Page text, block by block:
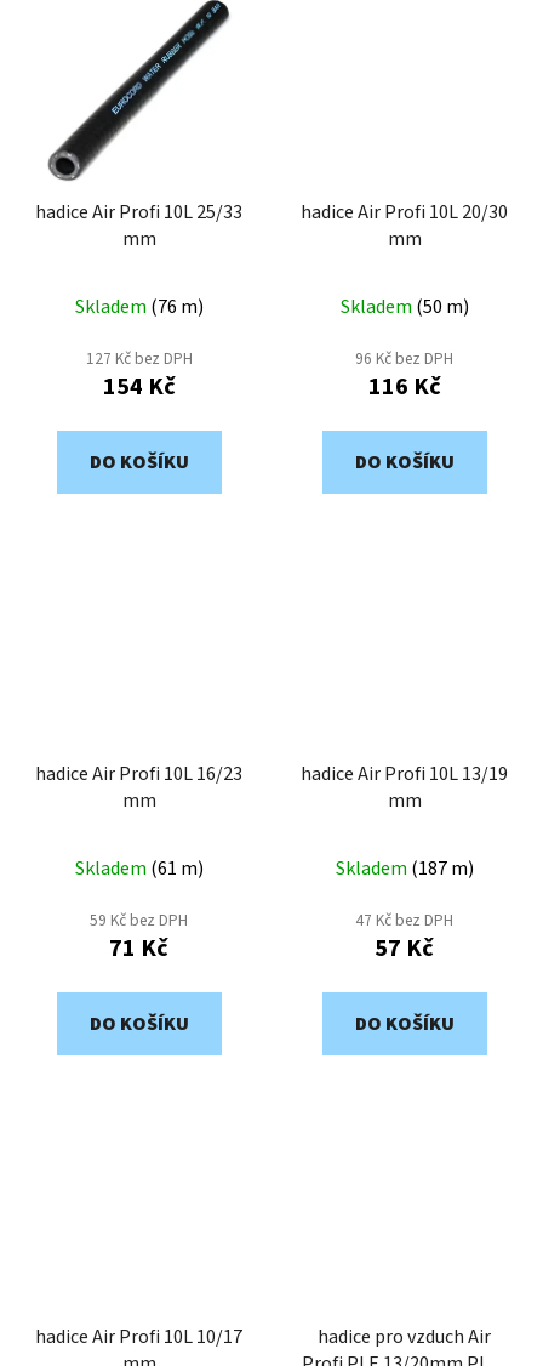
hadice Air Profi 10L 25/33
mm
Skladem (76 m)
127 Kč bez DPH
154 Kč
DO KOŠÍKU
hadice Air Profi 10L 20/30
mm
Skladem (50 m)
96 Kč bez DPH
116 Kč
DO KOŠÍKU
hadice Air Profi 10L 16/23
mm
Skladem (61 m)
59 Kč bez DPH
71 Kč
DO KOŠÍKU
hadice Air Profi 10L 13/19
mm
Skladem (187 m)
47 Kč bez DPH
57 Kč
DO KOŠÍKU
hadice Air Profi 10L 10/17
hadice pro vzduch Air